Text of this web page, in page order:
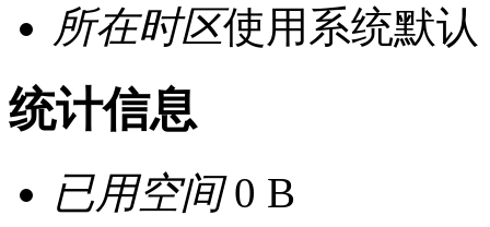
所在时区使用系统默认
统计信息
已用空间0 B